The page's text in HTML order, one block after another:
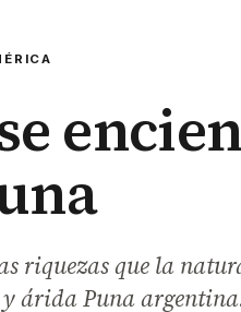
riquezas que la
árida Puna